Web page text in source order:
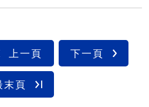
上一頁 下一頁
末頁